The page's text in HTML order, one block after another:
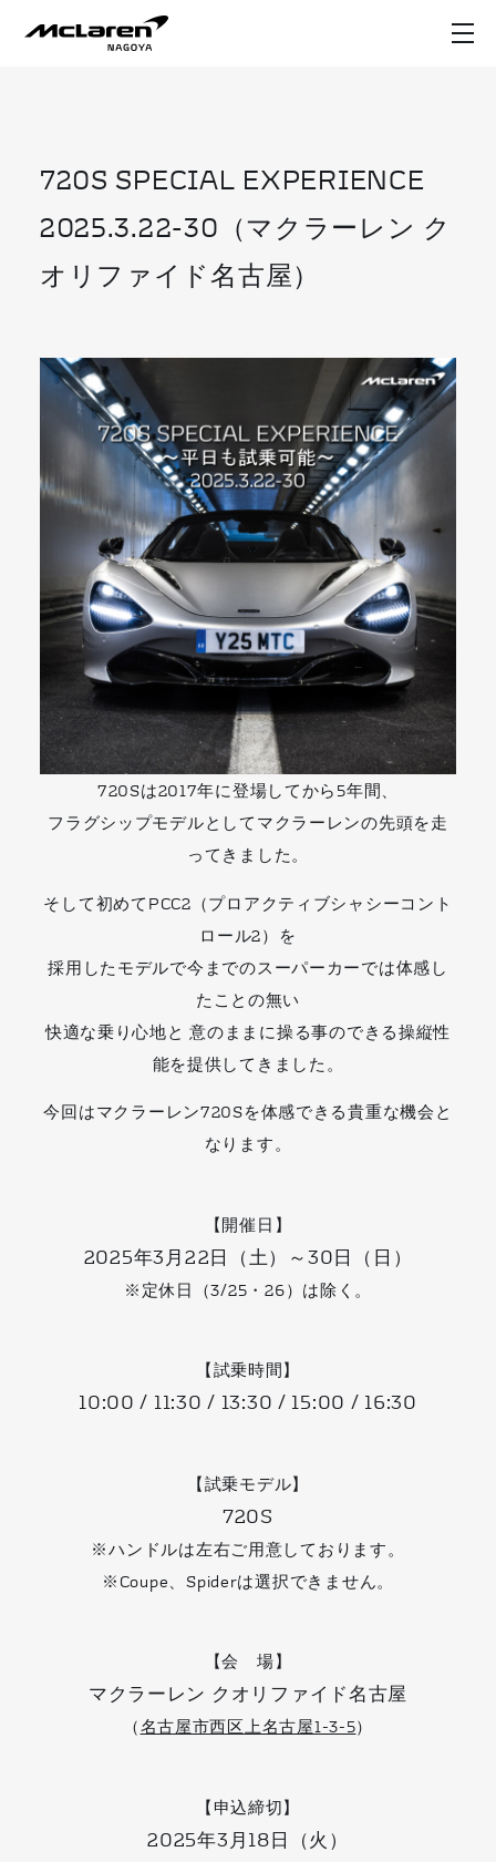
720S SPECIAL EXPERIENCE
2025.3.22-30（マクラーレン ク
オリファイド名古屋）
720Sは2017年に登場してから5年間、
フラグシップモデルとしてマクラーレンの先頭を走
ってきました。
そして初めてPCC2（プロアクティブシャシーコント
ロール2）を
採用したモデルで今までのスーパーカーでは体感し
たことの無い
快適な乗り心地と 意のままに操る事のできる操縦性
能を提供してきました。
今回はマクラーレン720Sを体感できる貴重な機会と
なります。
【開催日】
2025年3月22日（土）～30日（日）
※定休日（3/25・26）は除く。
【試乗時間】
10:00 / 11:30 / 13:30 / 15:00 / 16:30
【試乗モデル】
720S
※ハンドルは左右ご用意しております。
※Coupe、Spiderは選択できません。
【会 場】
マクラーレン クオリファイド名古屋
（名古屋市西区上名古屋1-3-5）
【申込締切】
2025年3月18日（火）